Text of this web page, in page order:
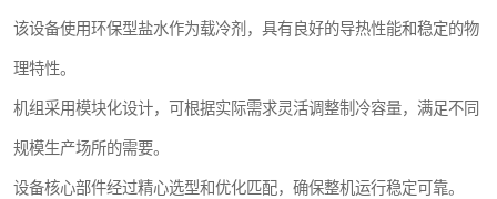
该设备使用环保型盐水作为载冷剂，具有良好的导热性能和稳定的物
理特性。
机组采用模块化设计，可根据实际需求灵活调整制冷容量，满足不同
规模生产场所的需要。
设备核心部件经过精心选型和优化匹配，确保整机运行稳定可靠。